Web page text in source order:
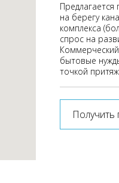
на берегу
комплекса
спрос на
бытовые
точкой
Получить